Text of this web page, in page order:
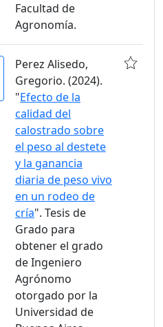
Facultad de
Agronomía.
Perez Alisedo,
Gregorio. (2024).
"Efecto de la
calidad del
calostrado sobre
el peso al destete
y la ganancia
diaria de peso vivo
en un rodeo de
cría". Tesis de
Grado para
obtener el grado
de Ingeniero
Agrónomo
otorgado por la
Universidad de